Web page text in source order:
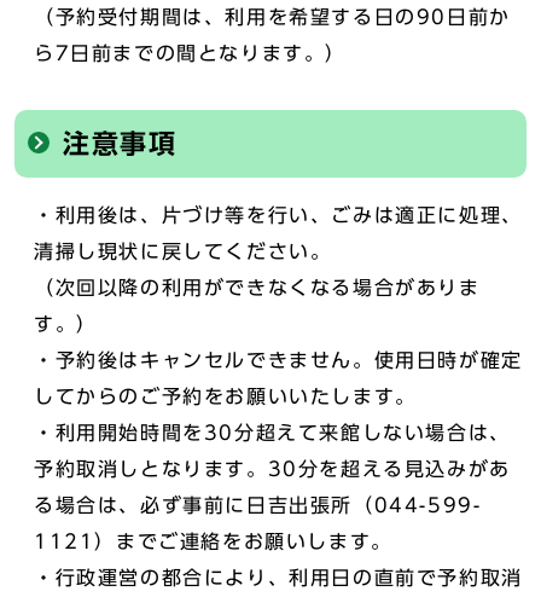
（予約受付期間は、利用を希望する日の90日前か
ら7日前までの間となります。）
注意事項
・利用後は、片づけ等を行い、ごみは適正に処理、
清掃し現状に戻してください。
（次回以降の利用ができなくなる場合がありま
す。）
・予約後はキャンセルできません。使用日時が確定
してからのご予約をお願いいたします。
・利用開始時間を30分超えて来館しない場合は、
予約取消しとなります。30分を超える見込みがあ
る場合は、必ず事前に日吉出張所（044-599-
1121）までご連絡をお願いします。
・行政運営の都合により、利用日の直前で予約取消